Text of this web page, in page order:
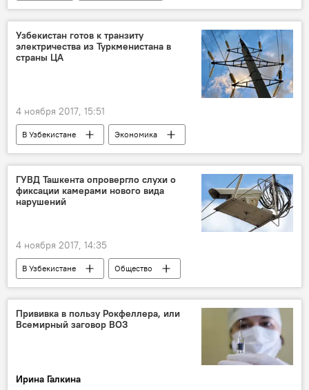
Ситуация в Сирии
Сирия
Узбекистан готов к транзиту
электричества из Туркменистана в
страны ЦА
4 ноября 2017, 15:51
В Узбекистане
Экономика
Узбекистан
Туркменистан
ГУВД Ташкента опровергло слухи о
фиксации камерами нового вида
нарушений
4 ноября 2017, 14:35
В Узбекистане
Общество
События Ташкента
Узбекистан
Безопасность дорожного движения в Узбекистане
Прививка в пользу Рокфеллера, или
Всемирный заговор ВОЗ
Ирина Галкина